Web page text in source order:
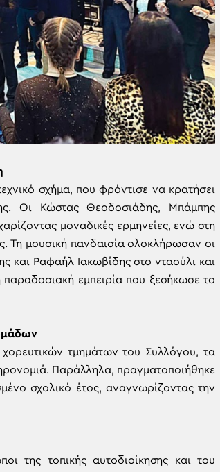
σχήμα, που φρόντισε να κρατήσει
Οι Κώστας Θεοδοσιάδης, Μπάμπης
μοναδικές ερμηνείες, ενώ στη
Τη μουσική πανδαισία ολοκλήρωσαν οι
και Ραφαήλ Ιακωβίδης στο νταούλι και
εμπειρία που ξεσήκωσε το
τμημάτων του Συλλόγου, τα
Παράλληλα, πραγματοποιήθηκε
σχολικό έτος, αναγνωρίζοντας την
της τοπικής αυτοδιοίκησης και του